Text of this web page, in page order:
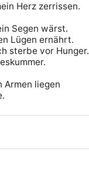
Herz zerrissen.
Segen wärst.
Lügen ernährt.
sterbe vor Hunger.
Armen liegen